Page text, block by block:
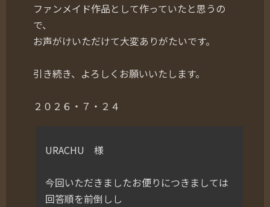
ファンメイド作品として作っていたと思うの
で、
お声がけいただけて大変ありがたいです。
引き続き、よろしくお願いいたします。
２０２６・７・２４
URACHU 様
今回いただきましたお便りにつきましては
回答順を前倒しし